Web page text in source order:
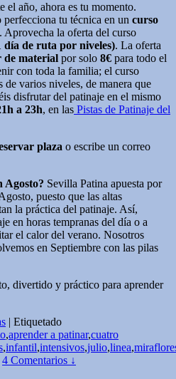
el año, ahora es tu momento.
tu técnica en un curso
. Aprovecha la oferta del curso
día de ruta por niveles). La oferta
de material por solo 8€ para todo el
con toda la familia; el curso
varios niveles, de manera que
disfrutar del patinaje en el mismo
a 23h, en las Pistas de Patinaje del
plaza o escribe un correo
Agosto? Sevilla Patina apuesta por
puesto que las altas
la práctica del patinaje. Así,
en horas tempranas del día o a
el calor del verano. Nosotros
en Septiembre con las pilas
divertido y práctico para aprender
| Etiquetado
,aprender a patinar,cuatro
,infantil,intensivos,julio,linea,
4 Comentarios ↓